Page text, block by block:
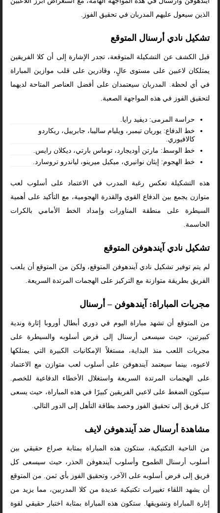
الذين سيعول عليهم المدربان في تحقيق الفوز.
تشكيل نادي أرسنال المتوقع
قبل الكشف عن التشكيلة المتوقعة، تجدر الإشارة إلى أن كلا الفريقين
يمتلكان لاعبين على مستوى عالٍ، وقادرين على قلب موازين المباراة
في أي لحظة. المدربان سيعتمدان على أفضل العناصر المتاحة لديهما
لتحقيق الفوز في هذه المواجهة الصعبة.
حراسة المرمى: ديفيد رايا.
خط الدفاع: يوريان تيمبر، ويليام ساليبا، جابرييل، ريكاردو
كالافيوري.
خط الوسط: مارتن أوديجارد، توماس بارتي، ديكلان رايس.
خط الهجوم: إيثان نوانيري، ميكيل ميرينو، لياندرو تروسارد.
هذه التشكيلة تعكس رغبة المدرب في الاعتماد على أسلوب لعب
متوازن يجمع بين الدفاع القوي والقدرة الهجومية، مع التأكيد على أهمية
السيطرة على منطقة المناورات وإمداد الخط الأمامي بالكرات
الحاسمة.
تشكيل نادي آيندهوفن المتوقع
لم يتم توفير تشكيل نادي آيندهوفن المتوقع، ولكن من المتوقع أن يلعب
الفريق بطريقة متوازنة مع التركيز على الهجمات المرتدة السريعة.
مجريات المباراة: آيندهوفن – أرسنال
من المتوقع أن تشهد مباراة اليوم في دوري أبطال أوروبا إثارة وندية
كبيرتين، حيث سيسعى أرسنال إلى فرض أسلوبه والسيطرة على
مجريات اللعب منذ البداية، مستغلاً الإمكانيات الكبيرة التي يمتلكها
لاعبوه، بينما سيعتمد آيندهوفن على أسلوب لعب متوازن مع الاعتماد
على الهجمات المرتدة السريعة واستغلال الأخطاء الدفاعية للخصم.
سيكون الضغط على لاعبي الفريقين كبيرًا في هذه المباراة، حيث يسعى
كل فريق إلى تحقيق الفوز وحصد بطاقة التأهل إلى الدور التالي.
مشاهدة أرسنال ضد آيندهوفن لايف
من الناحية التكتيكية، ستكون هذه المباراة بمثابة صراع حقيقي بين
أسلوب أرسنال الطموح وأسلوب آيندهوفن الحذر، حيث سيسعى كل
فريق إلى فرض أسلوبه على الآخر، وتحقيق الفوز بأي ثمن. من المتوقع
أن يشهد اللقاء تغييرات تكتيكية عديدة من كلا المدربين، مما يزيد من
إثارة المباراة وتشويقها. ستكون هذه المباراة بمثابة اختبار حقيقي لقوة